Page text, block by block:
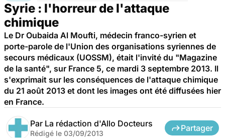
Syrie : l'horreur de l'attaque
chimique
Le Dr Oubaida Al Moufti, médecin franco-syrien et
porte-parole de l'Union des organisations syriennes de
secours médicaux (UOSSM), était l'invité du "Magazine
de la santé", sur France 5, ce mardi 3 septembre 2013. Il
s'exprimait sur les conséquences de l'attaque chimique
du 21 août 2013 et dont les images ont été diffusées hier
en France.
Par La rédaction d'Allo Docteurs
Rédigé le 03/09/2013
Partager